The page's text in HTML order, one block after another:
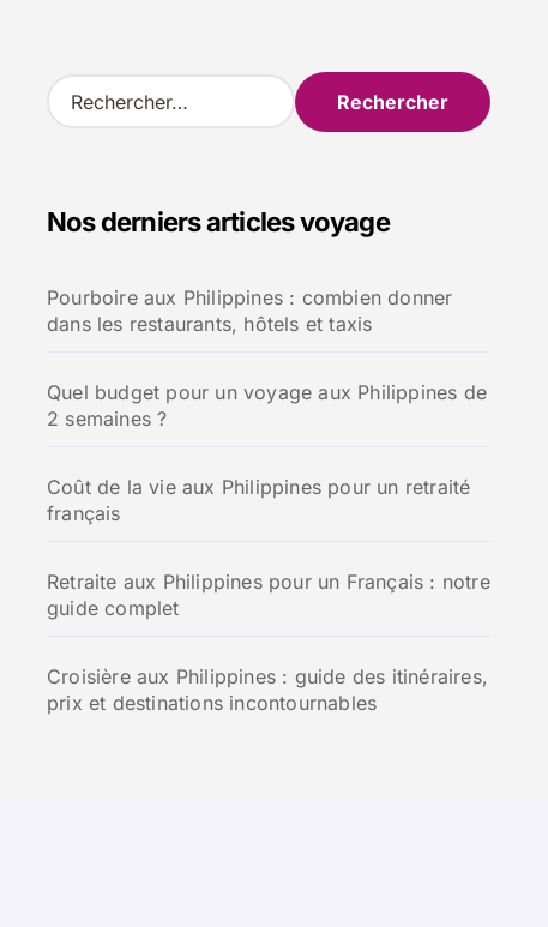
R
e
r
e
r
Nos derniers articles voyage
Pourboire aux Philippines : combien donner
dans les restaurants, hôtels et taxis
Quel budget pour un voyage aux Philippines de
2 semaines ?
Coût de la vie aux Philippines pour un retraité
français
Retraite aux Philippines pour un Français : notre
guide complet
Croisière aux Philippines : guide des itinéraires,
prix et destinations incontournables